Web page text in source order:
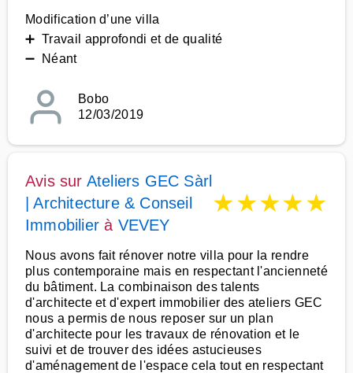
Modification d’une villa
➕ Travail approfondi et de qualité
➖ Néant
Bobo
12/03/2019
Avis sur Ateliers GEC Sàrl
| Architecture & Conseil
Immobilier à VEVEY
★★★★★
Nous avons fait rénover notre villa pour la rendre
plus contemporaine mais en respectant l'ancienneté
du bâtiment. La combinaison des talents
d'architecte et d'expert immobilier des ateliers GEC
nous a permis de nous reposer sur un plan
d'architecte pour les travaux de rénovation et le
suivi et de trouver des idées astucieuses
d'aménagement de l'espace cela tout en respectant